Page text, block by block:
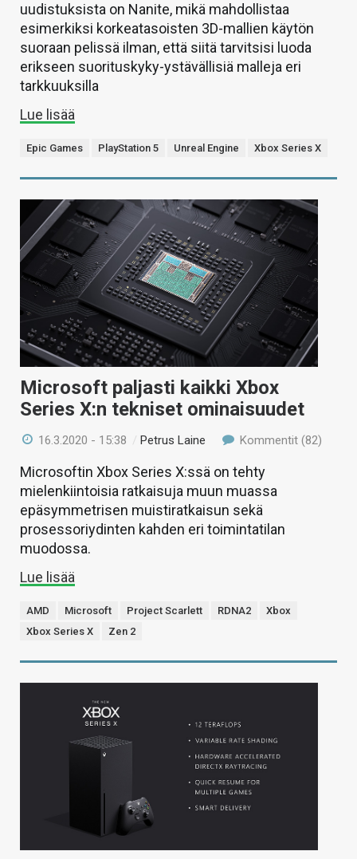
uudistuksista on Nanite, mikä mahdollistaa
esimerkiksi korkeatasoisten 3D-mallien käytön
suoraan pelissä ilman, että siitä tarvitsisi luoda
erikseen suorituskyky-ystävällisiä malleja eri
tarkkuuksilla
Lue lisää
Epic Games PlayStation 5 Unreal Engine Xbox Series X
Microsoft paljasti kaikki Xbox
Series X:n tekniset ominaisuudet
16.3.2020 - 15:38 /Petrus Laine Kommentit (82)
Microsoftin Xbox Series X:ssä on tehty
mielenkiintoisia ratkaisuja muun muassa
epäsymmetrisen muistiratkaisun sekä
prosessoriydinten kahden eri toimintatilan
muodossa.
Lue lisää
AMD Microsoft Project Scarlett RDNA2
Xbox
Xbox Series X
Zen 2